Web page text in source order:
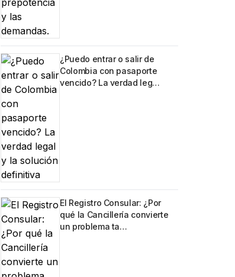
¿Puedo entrar o salir de
Colombia con pasaporte
vencido? La verdad leg…
El Registro Consular: ¿Por
qué la Cancillería convierte
un problema ta…